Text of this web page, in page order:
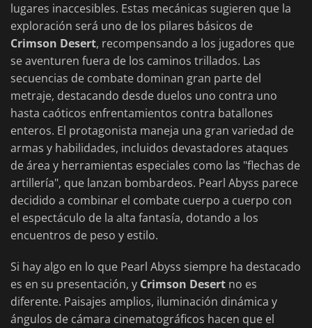
lugares inaccesibles. Estas mecánicas sugieren que la
exploración será uno de los pilares básicos de
Crimson Desert, recompensando a los jugadores que
se aventuren fuera de los caminos trillados. Las
secuencias de combate dominan gran parte del
metraje, destacando desde duelos uno contra uno
hasta caóticos enfrentamientos contra batallones
enteros. El protagonista maneja una gran variedad de
armas y habilidades, incluidos devastadores ataques
de área y herramientas especiales como las "flechas de
artillería", que lanzan bombardeos. Pearl Abyss parece
decidido a combinar el combate cuerpo a cuerpo con
el espectáculo de la alta fantasía, dotando a los
encuentros de peso y estilo.
Si hay algo en lo que Pearl Abyss siempre ha destacado
es en su presentación, y Crimson Desert no es
diferente. Paisajes amplios, iluminación dinámica y
ángulos de cámara cinematográficos hacen que el